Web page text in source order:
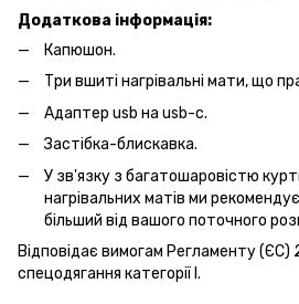
Додаткова інформація:
Капюшон.
Три вшиті нагрівальні мати, що
Адаптер usb на usb-c.
Застібка-блискавка.
У зв'язку з багатошаровістю
нагрівальних матів ми
більший від вашого поточного
Відповідає вимогам Регламенту
спецодягання категорії I.